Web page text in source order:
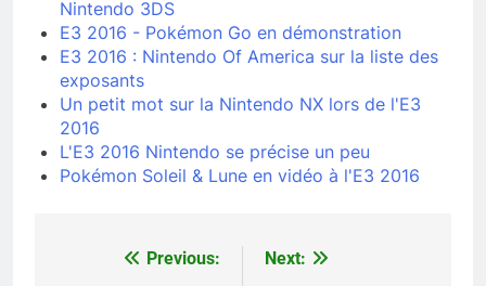
Nintendo 3DS
E3 2016 - Pokémon Go en démonstration
E3 2016 : Nintendo Of America sur la liste des
exposants
Un petit mot sur la Nintendo NX lors de l'E3
2016
L'E3 2016 Nintendo se précise un peu
Pokémon Soleil & Lune en vidéo à l'E3 2016
NavigationPrevious:
Next: